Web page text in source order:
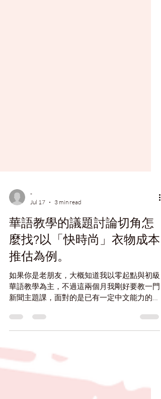
Jul 17
3 min read
華語教學的議題討論切角怎
麼找?以「快時尚」衣物成本
推估為例。
如果你是老朋友，大概知道我以零起點與初級
華語教學為主，不過這兩個月我剛好要教一門
新聞主題課，面對的是已有一定中文能力的學
論。